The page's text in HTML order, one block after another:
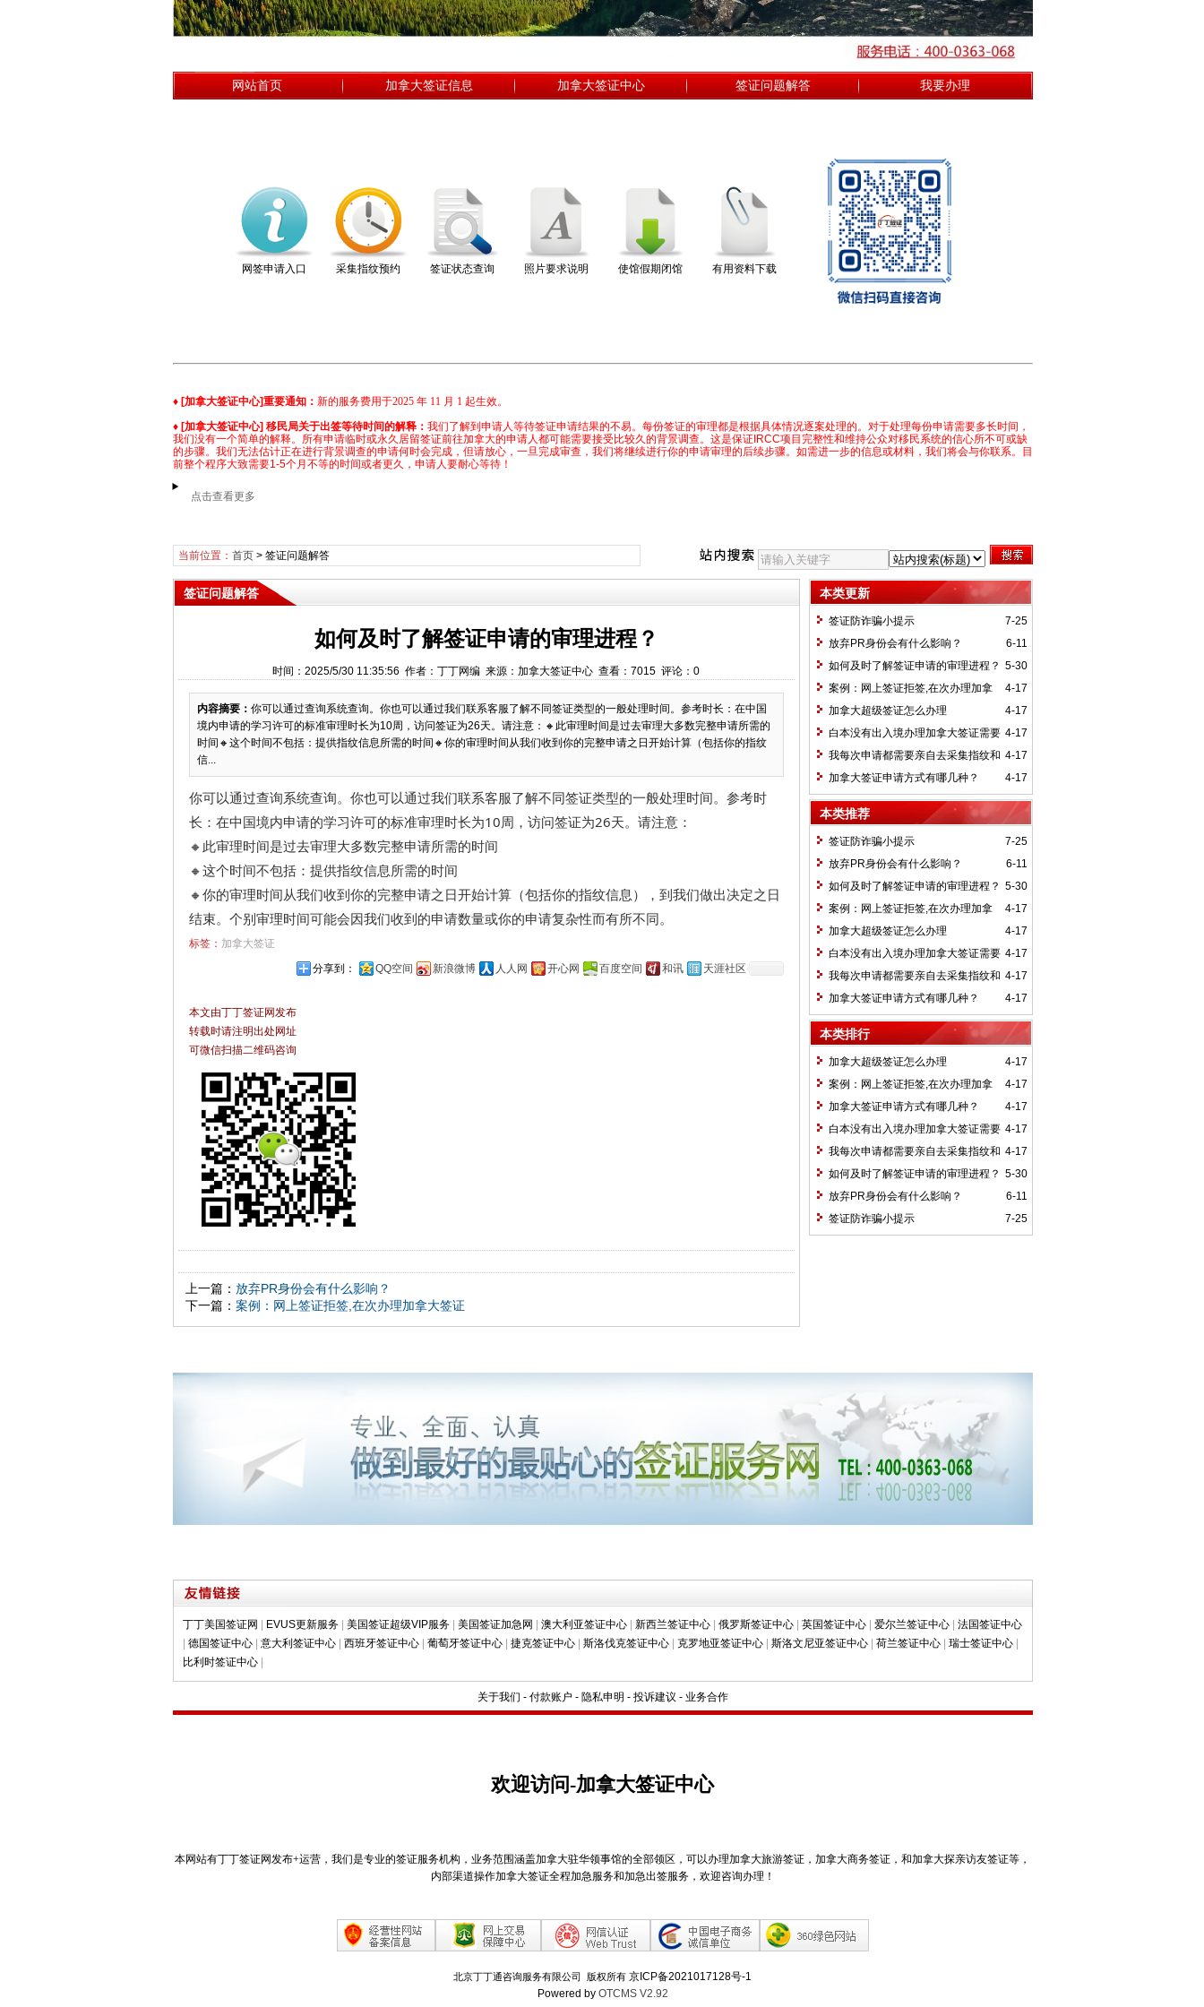
网站首页 加拿大签证信息 加拿大签证中心 签证问题解答 我要办理
网签申请入口 采集指纹预约 签证状态查询 照片要求说明 使馆假期闭馆 有用资料下载
♦ [加拿大签证中心]重要通知： 新的服务费用于2025 年 11 月 1 起生效。
♦ [加拿大签证中心] 移民局关于出签等待时间的解释： 我们了解到申请人等待签证申请结果的不易。每份签证的审理都是根据具体情况逐案处理的。对于处理每份申请需要多长时间，
我们没有一个简单的解释。所有申请临时或永久居留签证前往加拿大的申请人都可能需要接受比较久的背景调查。这是保证IRCC项目完整性和维持公众对移民系统的信心所不可或缺
的步骤。我们无法估计正在进行背景调查的申请何时会完成，但请放心，一旦完成审查，我们将继续进行你的申请审理的后续步骤。如需进一步的信息或材料，我们将会与你联系。目
前整个程序大致需要1-5个月不等的时间或者更久，申请人要耐心等待！
点击查看更多
当前位置： 首页> 签证问题解答
签证问题解答
如何及时了解签证申请的审理进程？
时间：2025/5/30 11:35:56 作者：丁丁网编 来源：加拿大签证中心 查看：7015 评论：0
内容摘要： 你可以通过查询系统查询。你也可以通过我们联系客服了解不同签证类型的一般处理时间。参考时长：在中国
境内申请的学习许可的标准审理时长为10周，访问签证为26天。请注意：🔸此审理时间是过去审理大多数完整申请所需的
时间🔸这个时间不包括：提供指纹信息所需的时间🔸你的审理时间从我们收到你的完整申请之日开始计算（包括你的指纹
信...
你可以通过查询系统查询。你也可以通过我们联系客服了解不同签证类型的一般处理时间。参考时
长：在中国境内申请的学习许可的标准审理时长为10周，访问签证为26天。请注意：
🔸此审理时间是过去审理大多数完整申请所需的时间
🔸这个时间不包括：提供指纹信息所需的时间
🔸你的审理时间从我们收到你的完整申请之日开始计算（包括你的指纹信息），到我们做出决定之日
结束。个别审理时间可能会因我们收到的申请数量或你的申请复杂性而有所不同。
标签： 加拿大签证
分享到：
QQ空间 新浪微博 人人网 开心网 百度空间 和讯 天涯社区
本文由丁丁签证网发布
转载时请注明出处网址
可微信扫描二维码咨询
上一篇： 放弃PR身份会有什么影响？
下一篇： 案例：网上签证拒签,在次办理加拿大签证
本类更新
7-25
签证防诈骗小提示
6-11
放弃PR身份会有什么影响？
5-30
如何及时了解签证申请的审理进程？
4-17
案例：网上签证拒签,在次办理加拿
大签证
4-17
加拿大超级签证怎么办理
4-17
白本没有出入境办理加拿大签证需要
材料
4-17
我每次申请都需要亲自去采集指纹和
照片吗？
4-17
加拿大签证申请方式有哪几种？
本类推荐
7-25
签证防诈骗小提示
6-11
放弃PR身份会有什么影响？
5-30
如何及时了解签证申请的审理进程？
4-17
案例：网上签证拒签,在次办理加拿
大签证
4-17
加拿大超级签证怎么办理
4-17
白本没有出入境办理加拿大签证需要
材料
4-17
我每次申请都需要亲自去采集指纹和
照片吗？
4-17
加拿大签证申请方式有哪几种？
本类排行
4-17
加拿大超级签证怎么办理
4-17
案例：网上签证拒签,在次办理加拿
大签证
4-17
加拿大签证申请方式有哪几种？
4-17
白本没有出入境办理加拿大签证需要
材料
4-17
我每次申请都需要亲自去采集指纹和
照片吗？
5-30
如何及时了解签证申请的审理进程？
6-11
放弃PR身份会有什么影响？
7-25
签证防诈骗小提示
丁丁美国签证网 EVUS更新服务 美国签证超级VIP服务 美国签证加急网 澳大利亚签证中心 新西兰签证中心 俄罗斯签证中心 英国签证中心 爱尔兰签证中心
法国签证中心
德国签证中心 意大利签证中心 西班牙签证中心 葡萄牙签证中心 捷克签证中心 斯洛伐克签证中心 克罗地亚签证中心 斯洛文尼亚签证中心 荷兰签证中心 瑞士签证中心
比利时签证中心
关于我们 - 付款账户 - 隐私申明 - 投诉建议 - 业务合作
欢迎访问-加拿大签证中心
本网站有丁丁签证网发布+运营，我们是专业的签证服务机构，业务范围涵盖加拿大驻华领事馆的全部领区，可以办理加拿大旅游签证，加拿大商务签证，和加拿大探亲访友签证等，
内部渠道操作加拿大签证全程加急服务和加急出签服务，欢迎咨询办理！
北京丁丁通咨询服务有限公司 版权所有 京ICP备2021017128号-1
Powered by OTCMS V2.92